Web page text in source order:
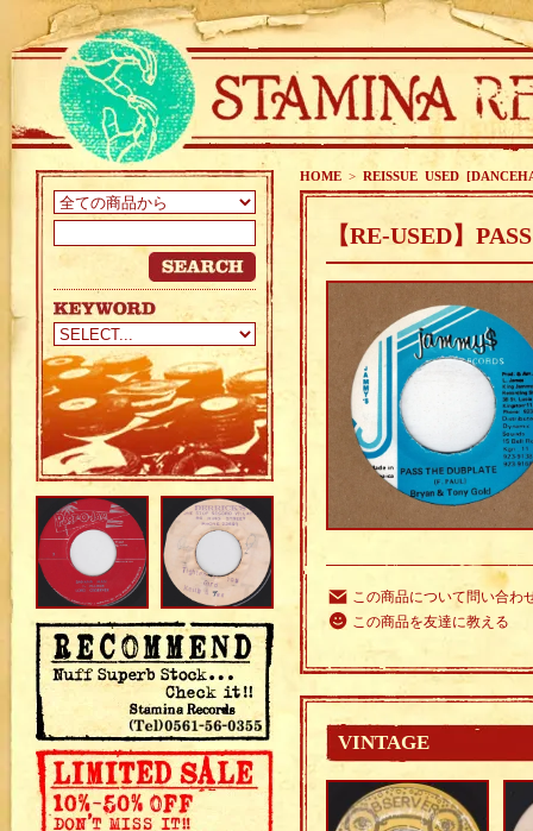
HOME > REISSUE USED
【RE-USED】
この商品について問い合わ
この商品を友達に教える
VINTAGE